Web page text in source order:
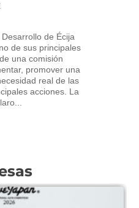
de Écija
de sus principales
una comisión
promover una
real de las
acciones. La